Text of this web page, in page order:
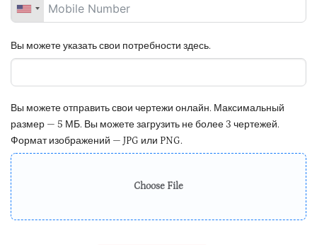
Вы можете указать свои потребности здесь.
Вы можете отправить свои чертежи онлайн. Максимальный
размер — 5 МБ. Вы можете загрузить не более 3 чертежей.
Формат изображений — JPG или PNG.
Choose File